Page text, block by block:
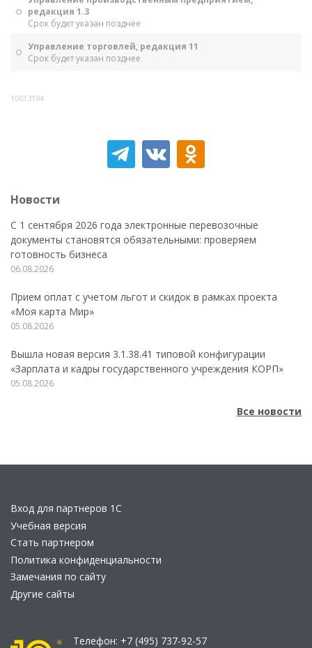
редакция 1.3
Срок будет указан позднее
Управление торговлей, редакция 11
Срок будет указан позднее
10013184
Новости
С 1 сентября 2026 года электронные перевозочные
документы становятся обязательными: проверяем
готовность бизнеса
06.08.2026
Прием оплат с учетом льгот и скидок в рамках проекта
«Моя карта Мир»
05.08.2026
Вышла новая версия 3.1.38.41 типовой конфигурации
«Зарплата и кадры государственного учреждения КОРП»
05.08.2026
Все новости
Вход для партнеров 1С
Учебная версия
Стать партнером
Политика конфиденциальности
Замечания по сайту
Другие сайты
Телефон: +7 (495) 737-92-57